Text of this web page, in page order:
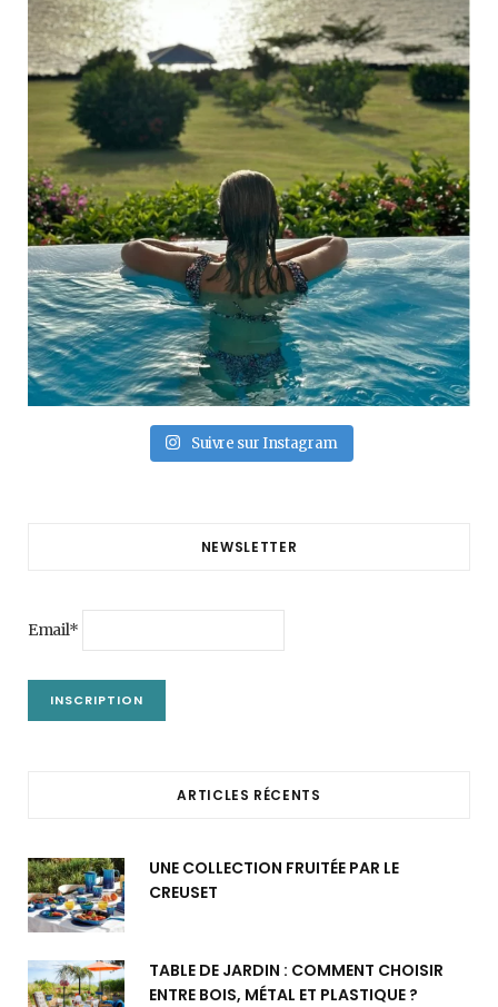
Suivre sur Instagram
NEWSLETTER
Email*
ARTICLES RÉCENTS
UNE COLLECTION FRUITÉE PAR LE
CREUSET
TABLE DE JARDIN : COMMENT CHOISIR
ENTRE BOIS, MÉTAL ET PLASTIQUE ?